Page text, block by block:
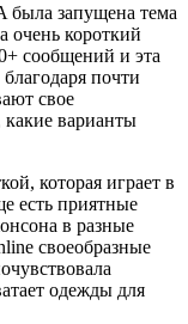
была запущена тема
очень короткий
сообщений и эта
почти
свое
какие варианты
которая играет в
есть приятные
в разные
своеобразные
одежды для